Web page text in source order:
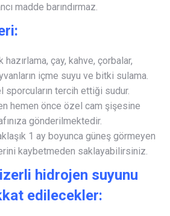
madde barındırmaz.
çay, kahve, çorbalar,
içme suyu ve bitki sulama.
sporcuların tercih ettiği sudur.
hemen önce özel cam şişesine
gönderilmektedir.
1 ay boyunca güneş görmeyen
kaybetmeden saklayabilirsiniz.
hidrojen suyunu
edilecekler: